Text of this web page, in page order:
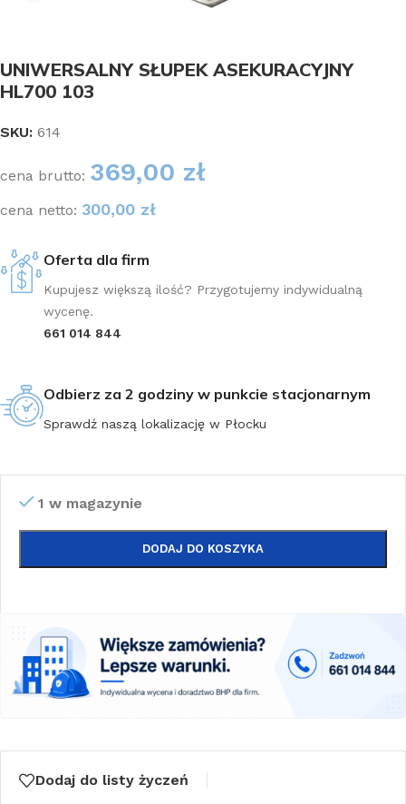
UNIWERSALNY SŁUPEK ASEKURACYJNY
HL700 103
SKU: 614
cena brutto: 369,00 zł
cena netto: 300,00 zł
Oferta dla firm
Kupujesz większą ilość? Przygotujemy indywidualną
wycenę.
661 014 844
Odbierz za 2 godziny w punkcie stacjonarnym
Sprawdź naszą lokalizację w Płocku
1 w magazynie
DODAJ DO KOSZYKA
Dodaj do listy życzeń